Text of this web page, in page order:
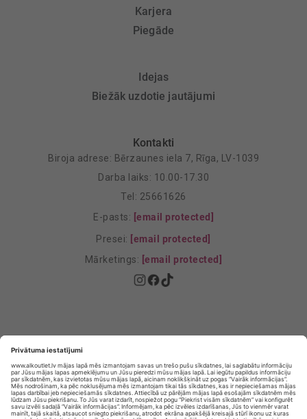
Karjera
Piegāde
Idejas
Biežāk uzdotie jautājumi
Kontakti
Biroja adrese: Bērzaunes iela 7, Rīga, LV-1039
Darba laiks: 10.00-17.30
Tel: 25661626
E-pasts: [email protected]
Presei: [email protected]
Mārketings: [email protected]
Privātuma Iestatījumi
E-veikala lietošanas noteikumi